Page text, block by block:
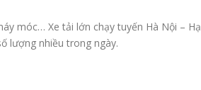
móc… Xe tải lớn chạy tuyến Hà Nội – Hạ
lượng nhiều trong ngày.